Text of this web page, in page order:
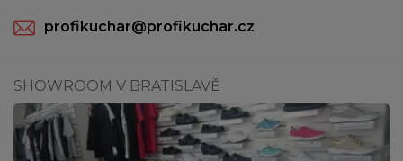
profikuchar@profikuchar.cz
SHOWROOM V BRATISLAVĚ